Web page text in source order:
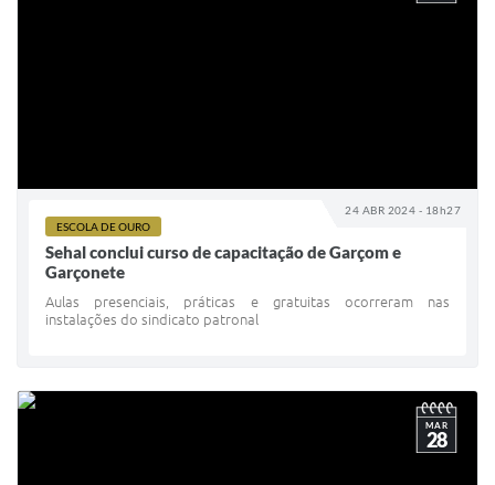
24 ABR 2024 - 18h27
ESCOLA DE OURO
Sehal conclui curso de capacitação de Garçom e
Garçonete
Aulas presenciais, práticas e gratuitas ocorreram nas
instalações do sindicato patronal
MAR
28